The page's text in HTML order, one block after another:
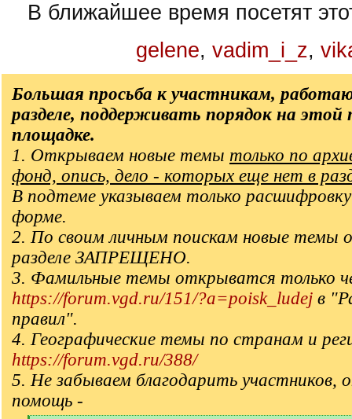
В ближайшее время посетят
gelene, vadim_i_z,
Большая просьба к участникам,
разделе, поддерживать порядок на этой
площадке.
1. Открываем новые темы только по
фонд, опись, дело - которых еще нет в
В подтеме указываем только
форме.
2. По своим личным поискам новые темы
разделе ЗАПРЕЩЕНО.
3. Фамильные темы открыватся только
https://forum.vgd.ru/151/?a=poisk_ludej в
правил".
4. Географические темы по странам и
https://forum.vgd.ru/388/
5. Не забываем благодарить участников,
помощь -